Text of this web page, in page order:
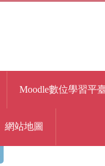
Moodle數位學習平
網站地圖